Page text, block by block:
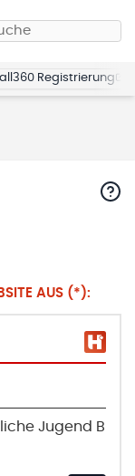
Registrierung
AUS (*):
Jugend B